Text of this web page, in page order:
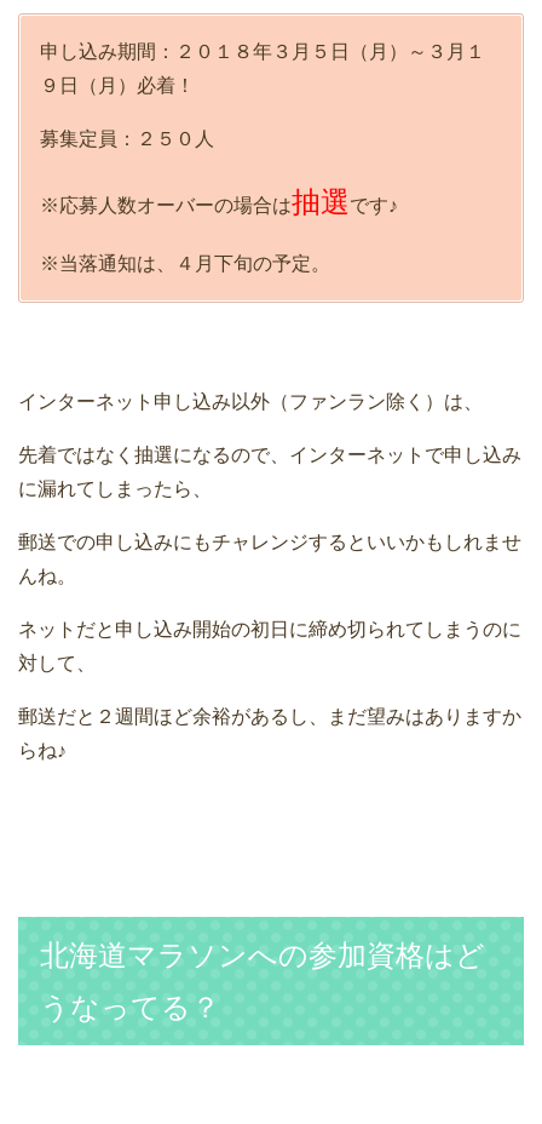
申し込み期間：２０１８年３月５日（月）～３月１
９日（月）必着！
募集定員：２５０人
※応募人数オーバーの場合は抽選です♪
※当落通知は、４月下旬の予定。
インターネット申し込み以外（ファンラン除く）は、
先着ではなく抽選になるので、インターネットで申し込み
に漏れてしまったら、
郵送での申し込みにもチャレンジするといいかもしれませ
んね。
ネットだと申し込み開始の初日に締め切られてしまうのに
対して、
郵送だと２週間ほど余裕があるし、まだ望みはありますか
らね♪
北海道マラソンへの参加資格はど
うなってる？